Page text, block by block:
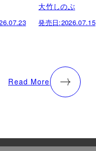
大竹しのぶ
発売日:2026.07.15
Read More